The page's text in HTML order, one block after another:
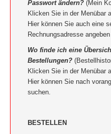
Passwort ändern?(Mein
Klicken Sie in der Menübar
Hier können Sie auch eine
Rechnungsadresse
Wo finde ich eine
Bestellungen?
Klicken Sie in der Menübar
Hier können Sie nach
suchen.
BESTELLEN